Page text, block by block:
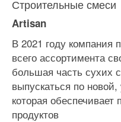
Строительные смеси
Artisan
В 2021 году компания
всего ассортимента
большая часть сухих
выпускаться по
которая
продуктов